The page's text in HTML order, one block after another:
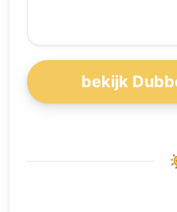
bekijk